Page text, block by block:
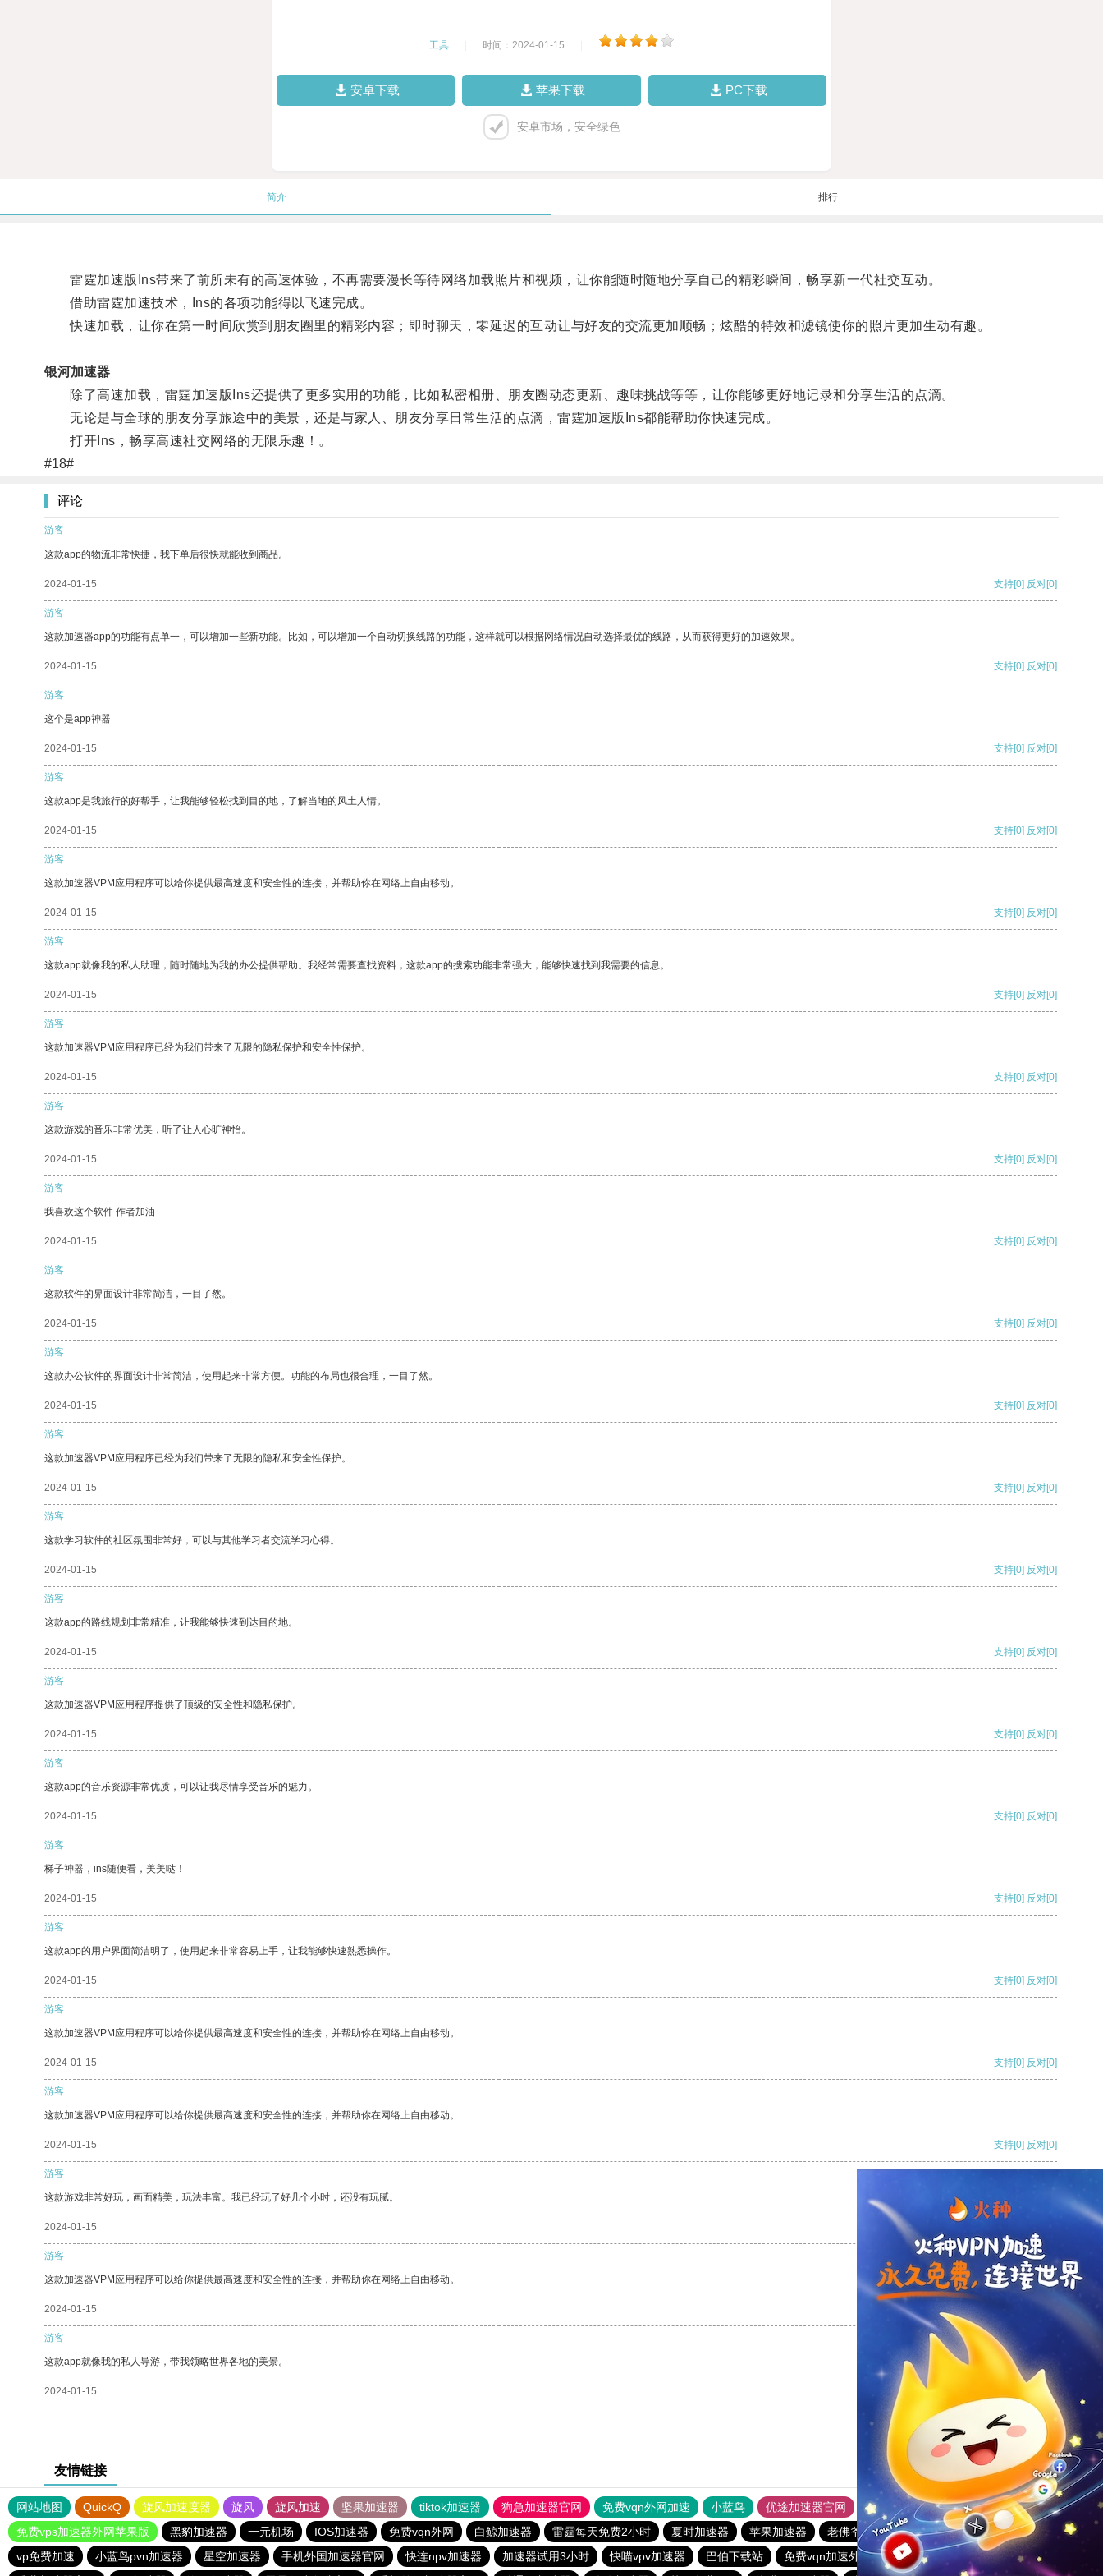
工具 时间：2024-01-15
安卓下载 苹果下载 PC下载
安卓市场，安全绿色
简介 排行
雷霆加速版Ins带来了前所未有的高速体验，不再需要漫长等待网络加载照片和视频，让你能随时随地分享自己的精彩瞬间，畅享新一代社交互动。
借助雷霆加速技术，Ins的各项功能得以飞速完成。
快速加载，让你在第一时间欣赏到朋友圈里的精彩内容；即时聊天，零延迟的互动让与好友的交流更加顺畅；炫酷的特效和滤镜使你的照片更加生动有趣。
银河加速器
除了高速加载，雷霆加速版Ins还提供了更多实用的功能，比如私密相册、朋友圈动态更新、趣味挑战等等，让你能够更好地记录和分享生活的点滴。
无论是与全球的朋友分享旅途中的美景，还是与家人、朋友分享日常生活的点滴，雷霆加速版Ins都能帮助你快速完成。
打开Ins，畅享高速社交网络的无限乐趣！。
#18#
评论
游客
这款app的物流非常快捷，我下单后很快就能收到商品。
2024-01-15 支持[0] 反对[0]
游客
这款加速器app的功能有点单一，可以增加一些新功能。比如，可以增加一个自动切换线路的功能，这样就可以根据网络情况自动选择最优的线路，从而获得更好的加速效果。
2024-01-15 支持[0] 反对[0]
游客
这个是app神器
2024-01-15 支持[0] 反对[0]
游客
这款app是我旅行的好帮手，让我能够轻松找到目的地，了解当地的风土人情。
2024-01-15 支持[0] 反对[0]
游客
这款加速器VPM应用程序可以给你提供最高速度和安全性的连接，并帮助你在网络上自由移动。
2024-01-15 支持[0] 反对[0]
游客
这款app就像我的私人助理，随时随地为我的办公提供帮助。我经常需要查找资料，这款app的搜索功能非常强大，能够快速找到我需要的信息。
2024-01-15 支持[0] 反对[0]
游客
这款加速器VPM应用程序已经为我们带来了无限的隐私保护和安全性保护。
2024-01-15 支持[0] 反对[0]
游客
这款游戏的音乐非常优美，听了让人心旷神怡。
2024-01-15 支持[0] 反对[0]
游客
我喜欢这个软件 作者加油
2024-01-15 支持[0] 反对[0]
游客
这款软件的界面设计非常简洁，一目了然。
2024-01-15 支持[0] 反对[0]
游客
这款办公软件的界面设计非常简洁，使用起来非常方便。功能的布局也很合理，一目了然。
2024-01-15 支持[0] 反对[0]
游客
这款加速器VPM应用程序已经为我们带来了无限的隐私和安全性保护。
2024-01-15 支持[0] 反对[0]
游客
这款学习软件的社区氛围非常好，可以与其他学习者交流学习心得。
2024-01-15 支持[0] 反对[0]
游客
这款app的路线规划非常精准，让我能够快速到达目的地。
2024-01-15 支持[0] 反对[0]
游客
这款加速器VPM应用程序提供了顶级的安全性和隐私保护。
2024-01-15 支持[0] 反对[0]
游客
这款app的音乐资源非常优质，可以让我尽情享受音乐的魅力。
2024-01-15 支持[0] 反对[0]
游客
梯子神器，ins随便看，美美哒！
2024-01-15 支持[0] 反对[0]
游客
这款app的用户界面简洁明了，使用起来非常容易上手，让我能够快速熟悉操作。
2024-01-15 支持[0] 反对[0]
游客
这款加速器VPM应用程序可以给你提供最高速度和安全性的连接，并帮助你在网络上自由移动。
2024-01-15 支持[0] 反对[0]
游客
这款加速器VPM应用程序可以给你提供最高速度和安全性的连接，并帮助你在网络上自由移动。
2024-01-15 支持[0] 反对[0]
游客
这款游戏非常好玩，画面精美，玩法丰富。我已经玩了好几个小时，还没有玩腻。
2024-01-15
游客
这款加速器VPM应用程序可以给你提供最高速度和安全性的连接，并帮助你在网络上自由移动。
2024-01-15 反对
游客
这款app就像我的私人导游，带我领略世界各地的美景。
2024-01-15 反对[0]
友情链接
网站地图 QuickQ 旋风加速度器 旋风 旋风加速 坚果加速器 tiktok加速器 狗急加速器官网 免费vqn外网加速 小蓝鸟 优途加速器官网 风驰加速器 旋风加速器
八戒看书
免费vps加速器外网苹果版
黑豹加速器 一元机场 IOS加速器 免费vqn外网 白鲸加速器 雷霆每天免费2小时 夏时加速器 苹果加速器 老佛爷加速器 目标下载站
vp加速器官网
vp免费加速
小蓝鸟pvn加速器 星空加速器 手机外国加速器官网 快连npv加速器 加速器试用3小时 快喵vpv加速器 巴伯下载站 免费vqn加速外网安卓 网必通
闪电加速器